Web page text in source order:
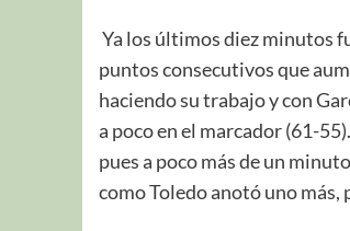
Ya los últimos diez minutos
puntos consecutivos que
haciendo su trabajo y con
a poco en el marcador (61-
pues a poco más de un
como Toledo anotó uno más,